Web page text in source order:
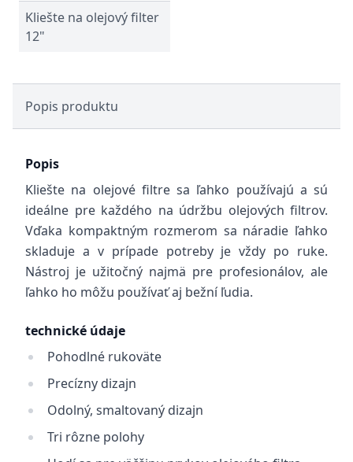
Kliešte na olejový filter
12"
Popis produktu
Popis
Kliešte na olejové filtre sa ľahko používajú a sú
ideálne pre každého na údržbu olejových filtrov.
Vďaka kompaktným rozmerom sa náradie ľahko
skladuje a v prípade potreby je vždy po ruke.
Nástroj je užitočný najmä pre profesionálov, ale
ľahko ho môžu používať aj bežní ľudia.
technické údaje
Pohodlné rukoväte
Precízny dizajn
Odolný, smaltovaný dizajn
Tri rôzne polohy